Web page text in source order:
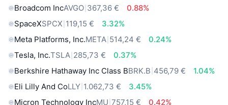
Broadcom IncAVGO 367,36 €
0.88%
SpaceXSPCX 119,15 €
3.32%
Meta Platforms, Inc.META 514,24 €
0.24%
Tesla, Inc.TSLA 285,73 €
0.37%
Berkshire Hathaway Inc Class BBRK.B 456,79 €
1.04%
Eli Lilly And CoLLY 1.062,73 €
3.45%
Micron Technology IncMU 757,15 €
0.42%